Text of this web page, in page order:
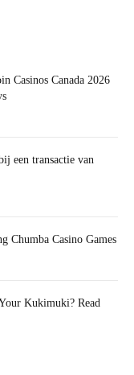
Casinos Canada 2026
een transactie van
Chumba Casino Games
Kukimuki? Read